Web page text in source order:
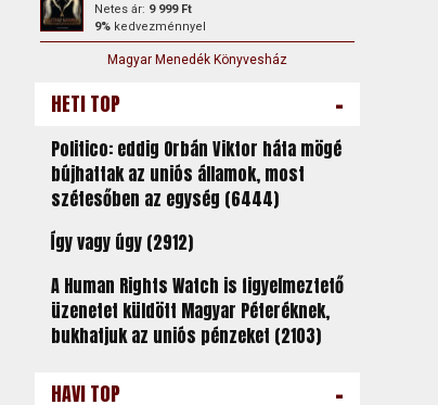
Netes ár: 9 999 Ft
9%kedvezménnyel
Magyar Menedék Könyvesház
HETI TOP -
Politico: eddig Orbán Viktor háta mögé
bújhattak az uniós államok, most
szétesőben az egység (6444)
Így vagy úgy (2912)
A Human Rights Watch is figyelmeztető
üzenetet küldött Magyar Péteréknek,
bukhatjuk az uniós pénzeket (2103)
HAVI TOP -